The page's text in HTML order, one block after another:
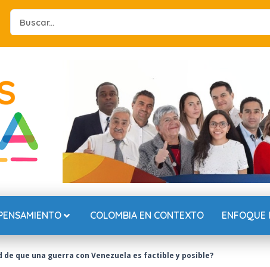
Search
...
COLOMBIA EN CONTEXTO ENFOQUE
que una guerra con Venezuela es factible y posible?